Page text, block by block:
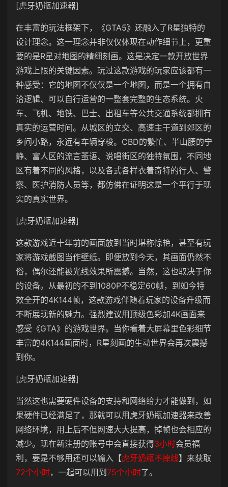
[虎牙奶瓶加速器]
在丰富的玩法框架下，《GTA5》还融入了R星独特的
设计理念。这一理念并非仅仅体现在动作细节上，更重
要的是R星对地图的精细刻画。这是决定一款开放世界
游戏上限的关键因素。玩过这款游戏的玩家应该都有一
种感受：它的地图不仅仅是一个地图，而是一个拥有自
洽逻辑、可以自行运营的一整套完整的生态系统。火
车、飞机、地铁、巴士、出租车等公共交通系统都拥有
真实的运营时间。从城区的立交、高速主干道到郊区的
乡间小路，永远有车辆穿梭。CBD的繁忙、半山腰的宁
静、富人区的流言蜚语、说唱街区的独特氛围，不同地
区有着不同的风格，以及各式各样衣着奇特的行人、警
察、医护消防人员等，都仿佛在证明这是一个平行于现
实的真实世界。
[虎牙奶瓶加速器]
这款游戏近十年前的画面放到当时堪称惊艳，甚至有玩
家将游戏截图当作壁纸。即便放到今天，其画面仍然不
俗，偶尔还能被光线效果所震撼。当然，这也取决于你
的设备。从最初的不到1080P不稳定60帧，到如今特
效全开的4K144帧，这款游戏伴随着玩家的设备升级而
不断展现新的魅力。强烈建议用顶级色彩加4K画面来
感受《GTA》的游戏世界。当你看着大屏幕里色彩细节
丰富的4K144画面时，R星刻画的生动世界会再次震撼
到你。
[虎牙奶瓶加速器]
当然这也需要硬件设备的支持和网络给力才能做到，如
果硬件已经满足了，那就可以用虎牙奶瓶加速器来改善
网络环境，用上后不但网速大大提高，掉帧也会相应的
减少。现在新注册的账号中会直接获得3小时会员福
利，要是不够用还可以输入【虎牙奶瓶不掉线】来获取
72个小时，一起可以用到 75个小时了。